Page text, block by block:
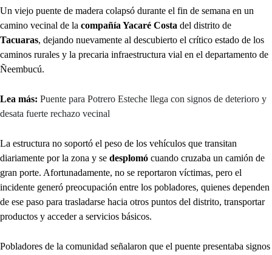
Un viejo puente de madera colapsó durante el fin de semana en un
camino vecinal de la compañía Yacaré Costa del distrito de
Tacuaras, dejando nuevamente al descubierto el crítico estado de los
caminos rurales y la precaria infraestructura vial en el departamento de
Ñeembucú.
Lea más: Puente para Potrero Esteche llega con signos de deterioro y
desata fuerte rechazo vecinal
La estructura no soportó el peso de los vehículos que transitan
diariamente por la zona y se desplomó cuando cruzaba un camión de
gran porte. Afortunadamente, no se reportaron víctimas, pero el
incidente generó preocupación entre los pobladores, quienes dependen
de ese paso para trasladarse hacia otros puntos del distrito, transportar
productos y acceder a servicios básicos.
Pobladores de la comunidad señalaron que el puente presentaba signos